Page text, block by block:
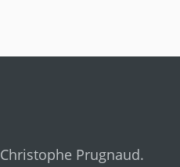
Christophe Prugnaud.